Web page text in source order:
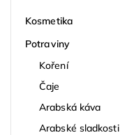
Kosmetika
Potraviny
Koření
Čaje
Arabská káva
Arabské sladkosti